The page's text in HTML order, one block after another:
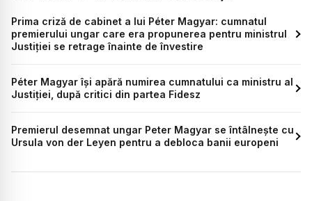
Prima criză de cabinet a lui Péter Magyar: cumnatul
premierului ungar care era propunerea pentru ministrul
Justiției se retrage înainte de învestire
Péter Magyar își apără numirea cumnatului ca ministru al
Justiției, după critici din partea Fidesz
Premierul desemnat ungar Peter Magyar se întâlnește cu
Ursula von der Leyen pentru a debloca banii europeni